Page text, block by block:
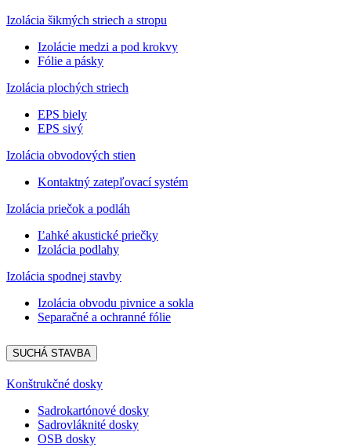
Izolácia šikmých striech a stropu
Izolácie medzi a pod krokvy
Fólie a pásky
Izolácia plochých striech
EPS biely
EPS sivý
Izolácia obvodových stien
Kontaktný zatepľovací systém
Izolácia priečok a podláh
Ľahké akustické priečky
Izolácia podlahy
Izolácia spodnej stavby
Izolácia obvodu pivnice a sokla
Separačné a ochranné fólie
SUCHÁ STAVBA
Konštrukčné dosky
Sadrokartónové dosky
Sadrovláknité dosky
OSB dosky